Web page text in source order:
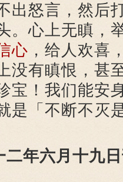
出怒言，然后
。心上无瞋，
心 ，给人欢喜
没有瞋恨，甚
宝！我们能安
是「不断不灭
二年六月十九